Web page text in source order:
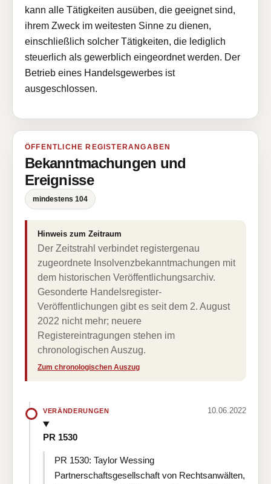
kann alle Tätigkeiten ausüben, die geeignet sind,
ihrem Zweck im weitesten Sinne zu dienen,
einschließlich solcher Tätigkeiten, die lediglich
steuerlich als gewerblich eingeordnet werden. Der
Betrieb eines Handelsgewerbes ist
ausgeschlossen.
ÖFFENTLICHE REGISTERANGABEN
Bekanntmachungen und
Ereignisse
mindestens 104
Hinweis zum Zeitraum
Der Zeitstrahl verbindet registergenau
zugeordnete Insolvenzbekanntmachungen mit
dem historischen Veröffentlichungsarchiv.
Gesonderte Handelsregister-
Veröffentlichungen gibt es seit dem 2. August
2022 nicht mehr; neuere
Registereintragungen stehen im
chronologischen Auszug.
Zum chronologischen Auszug
VERÄNDERUNGEN 10.06.2022
PR 1530
PR 1530: Taylor Wessing
Partnerschaftsgesellschaft von Rechtsanwälten,